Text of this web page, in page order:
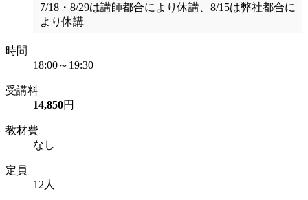
7/18・8/29は講師都合により休講、8/15は弊社都合に
より休講
時間
18:00～19:30
受講料
14,850円
教材費
なし
定員
12人